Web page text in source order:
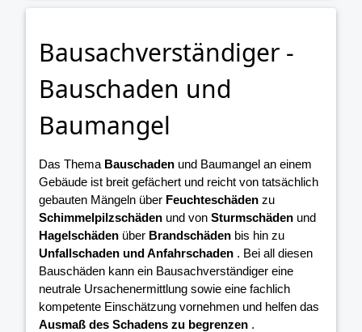
Bausachverständiger -
Bauschaden und
Baumangel
Das Thema Bauschaden und Baumangel an einem
Gebäude ist breit gefächert und reicht von tatsächlich
gebauten Mängeln über Feuchteschäden zu
Schimmelpilzschäden und von Sturmschäden und
Hagelschäden über Brandschäden bis hin zu
Unfallschaden und Anfahrschaden . Bei all diesen
Bauschäden kann ein Bausachverständiger eine
neutrale Ursachenermittlung sowie eine fachlich
kompetente Einschätzung vornehmen und helfen das
Ausmaß des Schadens zu begrenzen .